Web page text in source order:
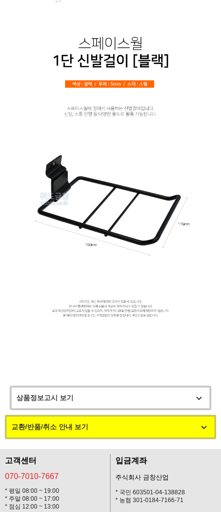
상품정보고시 보기
교환/반품/취소 안내 보기
고객센터
070-7010-7667
* 평일 08:00 ~ 19:00
* 주말 08:00 ~ 17:00
* 점심 12:00 ~ 13:00
입금계좌
주식회사 금창산업
* 국민 603501-04-138828
* 농협 301-0184-7166-71